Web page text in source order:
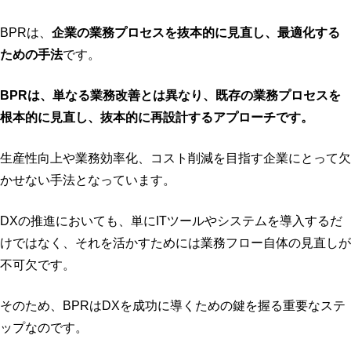
BPRは、 企業の業務プロセスを抜本的に見直し、最適化する
ための手法です。
BPRは、単なる業務改善とは異なり、既存の業務プロセスを
根本的に見直し、抜本的に再設計するアプローチです。
生産性向上や業務効率化、コスト削減を目指す企業にとって欠
かせない手法となっています。
DXの推進においても、単にITツールやシステムを導入するだ
けではなく、それを活かすためには業務フロー自体の見直しが
不可欠です。
そのため、BPRはDXを成功に導くための鍵を握る重要なステ
ップなのです。